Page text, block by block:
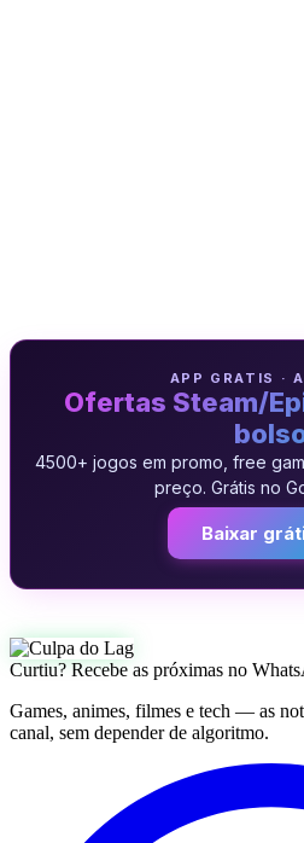
APP GRATIS ·
Ofertas Steam/
4500+ jogos em promo, free
preço. Grátis no
Baixar
Curtiu? Recebe as próximas no
Games, animes, filmes e tech — as
canal, sem depender de algoritmo.